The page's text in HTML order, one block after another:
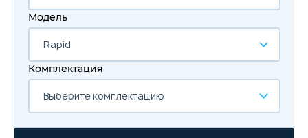
Модель
Rapid
Комплектация
Выберите комплектацию